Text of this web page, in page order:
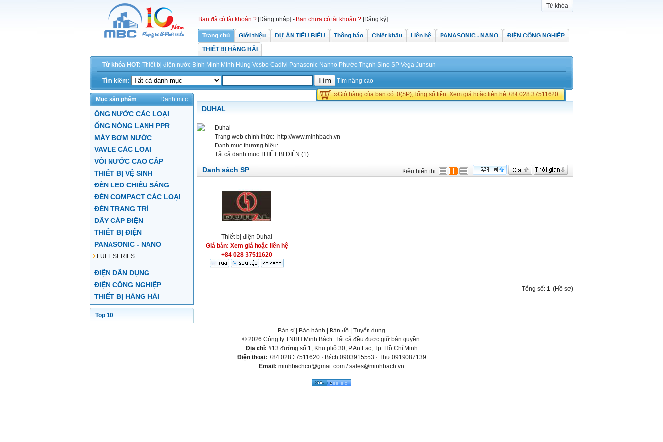
Từ khóa
Bạn đã có tài khoản ? [Đăng nhập] - Bạn chưa có tài khoản ? [Đăng ký]
Trang chủ Giới thiệu DỰ ÁN TIÊU BIỂU Thông báo Chiết khấu Liên hệ PANASONIC - NANO
ĐIỆN CÔNG NGHIỆP
THIẾT BỊ HÀNG HẢI
Từ khóa HOT: Thiết bị điện nước Bình Minh Minh Hùng Vesbo Cadivi Panasonic Nanno Phước Thạnh Sino SP Vega Junsun
Tìm kiếm:
Tìm nâng cao
››Giỏ hàng của bạn có: 0(SP),Tổng số tiền: Xem giá hoặc liên hệ +84 028 37511620
Mục sản phẩm Danh mục
ỐNG NƯỚC CÁC LOẠI
ỐNG NÓNG LẠNH PPR
MÁY BƠM NƯỚC
VAVLE CÁC LOẠI
VÒI NƯỚC CAO CẤP
THIẾT BỊ VỆ SINH
ĐÈN LED CHIẾU SÁNG
ĐÈN COMPACT CÁC LOẠI
ĐÈN TRANG TRÍ
DÂY CÁP ĐIỆN
THIẾT BỊ ĐIỆN
PANASONIC - NANO
FULL SERIES
ĐIỆN DÂN DỤNG
ĐIỆN CÔNG NGHIỆP
THIẾT BỊ HÀNG HẢI
Top 10
DUHAL
Duhal
Trang web chính thức: http://www.minhbach.vn
Danh mục thương hiệu:
Tất cả danh mục THIẾT BỊ ĐIỆN (1)
Danh sách SP Kiểu hiển thị:
Thiết bị điện Duhal
Giá bán: Xem giá hoặc liên hệ
+84 028 37511620
Tổng số: 1 (Hồ sơ)
Bán sỉ Bảo hành Bản đồ
Tuyển dụng
© 2026 Công ty TNHH Minh Bách .Tất cả đều được giữ bản quyền.
Địa chỉ: #13 đường số 1, Khu phố 30, P.An Lạc, Tp. Hồ Chí Minh
Điện thoại: +84 028 37511620 · Bách 0903915553 · Thư 0919087139
Email: minhbachco@gmail.com / sales@minhbach.vn